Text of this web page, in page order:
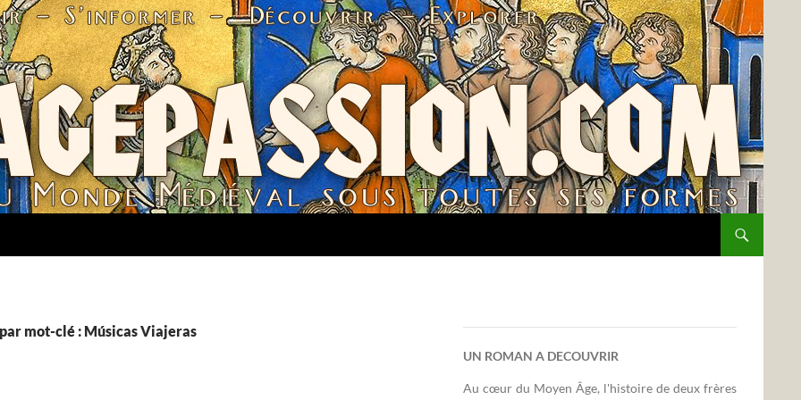
mot-clé : Músicas Viajeras
UN ROMAN A DECOUVRIR
Au cœur du Moyen Âge, l'histoire de deux frères